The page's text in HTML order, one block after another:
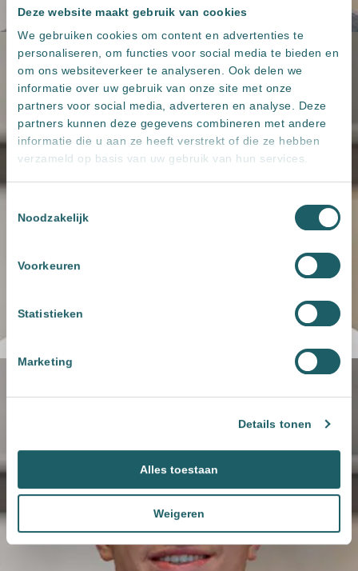
Deze website maakt gebruik van cookies
We gebruiken cookies om content en advertenties te
personaliseren, om functies voor social media te bieden en
om ons websiteverkeer te analyseren. Ook delen we
informatie over uw gebruik van onze site met onze
partners voor social media, adverteren en analyse. Deze
partners kunnen deze gegevens combineren met andere
informatie die u aan ze heeft verstrekt of die ze hebben
verzameld op basis van uw gebruik van hun services.
Noodzakelijk
Voorkeuren
Statistieken
Marketing
Details tonen
Alles toestaan
Weigeren